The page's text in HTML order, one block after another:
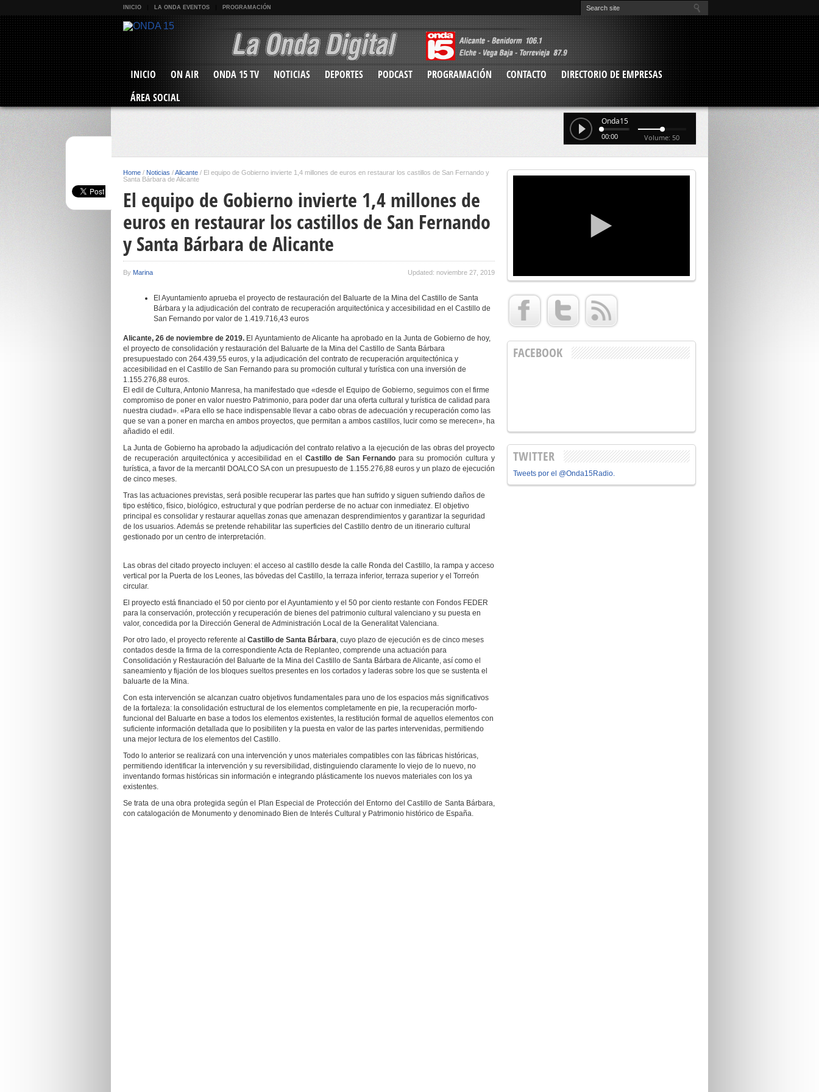
INICIO LA ONDA EVENTOS PROGRAMACIÓN
INICIO ON AIR ONDA 15 TV NOTICIAS DEPORTES PODCAST PROGRAMACIÓN CONTACTO
DIRECTORIO DE EMPRESAS
ÁREA SOCIAL
Onda15
00:00 Volume: 50
Home / Noticias /Alicante / El equipo de Gobierno invierte 1,4 millones de euros en restaurar los castillos de San Fernando y
Santa Bárbara de Alicante
El equipo de Gobierno invierte 1,4 millones de
euros en restaurar los castillos de San Fernando
y Santa Bárbara de Alicante
By Marina Updated: noviembre 27, 2019
El Ayuntamiento aprueba el proyecto de restauración del Baluarte de la Mina del Castillo de Santa
Bárbara y la adjudicación del contrato de recuperación arquitectónica y accesibilidad en el Castillo de
San Fernando por valor de 1.419.716,43 euros
Alicante, 26 de noviembre de 2019. El Ayuntamiento de Alicante ha aprobado en la Junta de Gobierno de hoy,
el proyecto de consolidación y restauración del Baluarte de la Mina del Castillo de Santa Bárbara
presupuestado con 264.439,55 euros, y la adjudicación del contrato de recuperación arquitectónica y
accesibilidad en el Castillo de San Fernando para su promoción cultural y turística con una inversión de
1.155.276,88 euros.
El edil de Cultura, Antonio Manresa, ha manifestado que «desde el Equipo de Gobierno, seguimos con el firme
compromiso de poner en valor nuestro Patrimonio, para poder dar una oferta cultural y turística de calidad para
nuestra ciudad». «Para ello se hace indispensable llevar a cabo obras de adecuación y recuperación como las
que se van a poner en marcha en ambos proyectos, que permitan a ambos castillos, lucir como se merecen», ha
añadido el edil.
La Junta de Gobierno ha aprobado la adjudicación del contrato relativo a la ejecución de las obras del proyecto
de recuperación arquitectónica y accesibilidad en elCastillo de San Fernandopara su promoción cultura y
turística, a favor de la mercantil DOALCO SA con un presupuesto de 1.155.276,88 euros y un plazo de ejecución
de cinco meses.
Tras las actuaciones previstas, será posible recuperar las partes que han sufrido y siguen sufriendo daños de
tipo estético, físico, biológico, estructural y que podrían perderse de no actuar con inmediatez. El objetivo
principal es consolidar y restaurar aquellas zonas que amenazan desprendimientos y garantizar la seguridad
de los usuarios. Además se pretende rehabilitar las superficies del Castillo dentro de un itinerario cultural
gestionado por un centro de interpretación.
Las obras del citado proyecto incluyen: el acceso al castillo desde la calle Ronda del Castillo, la rampa y acceso
vertical por la Puerta de los Leones, las bóvedas del Castillo, la terraza inferior, terraza superior y el Torreón
circular.
El proyecto está financiado el 50 por ciento por el Ayuntamiento y el 50 por ciento restante con Fondos FEDER
para la conservación, protección y recuperación de bienes del patrimonio cultural valenciano y su puesta en
valor, concedida por la Dirección General de Administración Local de la Generalitat Valenciana.
Por otro lado, el proyecto referente al Castillo de Santa Bárbara, cuyo plazo de ejecución es de cinco meses
contados desde la firma de la correspondiente Acta de Replanteo, comprende una actuación para
Consolidación y Restauración del Baluarte de la Mina del Castillo de Santa Bárbara de Alicante, así como el
saneamiento y fijación de los bloques sueltos presentes en los cortados y laderas sobre los que se sustenta el
baluarte de la Mina.
Con esta intervención se alcanzan cuatro objetivos fundamentales para uno de los espacios más significativos
de la fortaleza: la consolidación estructural de los elementos completamente en pie, la recuperación morfo-
funcional del Baluarte en base a todos los elementos existentes, la restitución formal de aquellos elementos con
suficiente información detallada que lo posibiliten y la puesta en valor de las partes intervenidas, permitiendo
una mejor lectura de los elementos del Castillo.
Todo lo anterior se realizará con una intervención y unos materiales compatibles con las fábricas históricas,
permitiendo identificar la intervención y su reversibilidad, distinguiendo claramente lo viejo de lo nuevo, no
inventando formas históricas sin información e integrando plásticamente los nuevos materiales con los ya
existentes.
Se trata de una obra protegida según el Plan Especial de Protección del Entorno del Castillo de Santa Bárbara,
con catalogación de Monumento y denominado Bien de Interés Cultural y Patrimonio histórico de España.
FACEBOOK
TWITTER
Tweets por el @Onda15Radio.